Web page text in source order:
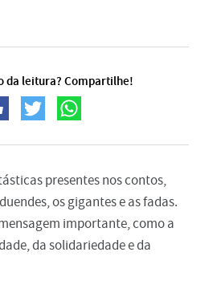
da leitura? Compartilhe!
presentes nos contos,
os gigantes e as fadas.
importante, como a
da solidariedade e da